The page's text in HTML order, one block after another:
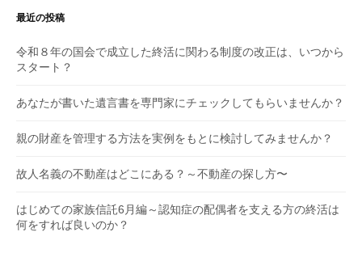
最近の投稿
令和８年の国会で成立した終活に関わる制度の改正は、いつから
スタート？
あなたが書いた遺言書を専門家にチェックしてもらいませんか？
親の財産を管理する方法を実例をもとに検討してみませんか？
故人名義の不動産はどこにある？～不動産の探し方〜
はじめての家族信託6月編～認知症の配偶者を支える方の終活は
何をすれば良いのか？